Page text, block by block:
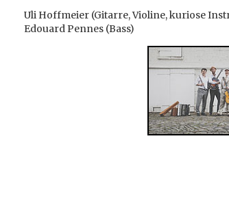
Uli Hoffmeier (Gitarre, Violine, kuriose
Edouard Pennes (Bass)